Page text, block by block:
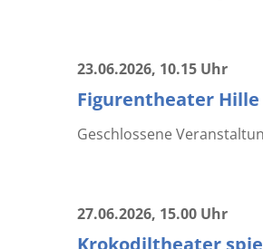
23.06.2026, 10.15 Uhr
Figurentheater
Geschlossene
27.06.2026, 15.00 Uhr
Krokodiltheater